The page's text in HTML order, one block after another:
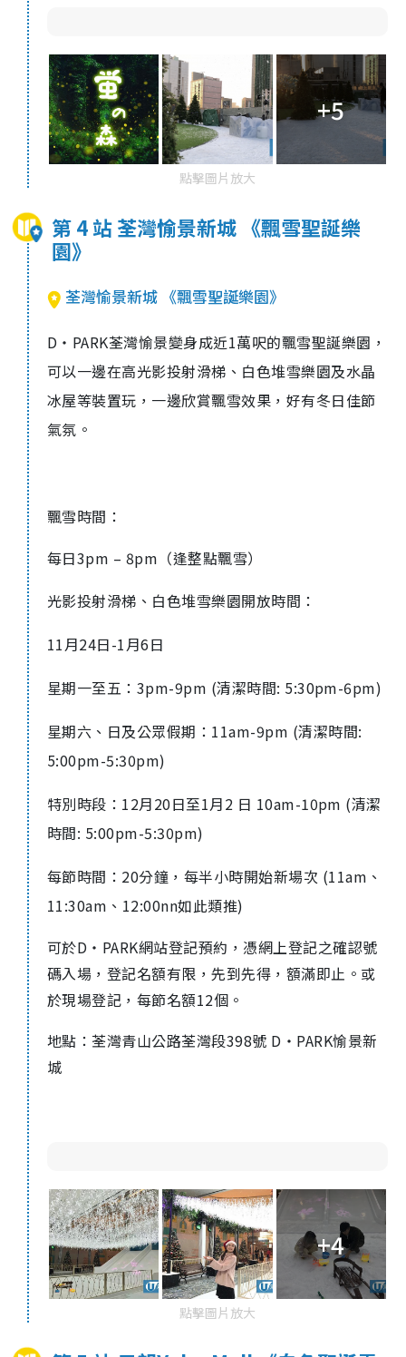
+5
點擊圖片放大
第 4 站 荃灣愉景新城 《飄雪聖誕樂
園》
荃灣愉景新城 《飄雪聖誕樂園》
D‧PARK荃灣愉景變身成近1萬呎的飄雪聖誕樂園，
可以一邊在高光影投射滑梯、白色堆雪樂園及水晶
冰屋等裝置玩，一邊欣賞飄雪效果，好有冬日佳節
氣氛。
飄雪時間：
每日3pm – 8pm（逢整點飄雪）
光影投射滑梯、白色堆雪樂園開放時間：
11月24日-1月6日
星期一至五：3pm-9pm (清潔時間: 5:30pm-6pm)
星期六、日及公眾假期：11am-9pm (清潔時間:
5:00pm-5:30pm)
特別時段：12月20日至1月2 日 10am-10pm (清潔
時間: 5:00pm-5:30pm)
每節時間：20分鐘，每半小時開始新場次 (11am、
11:30am、12:00nn如此類推)
可於D‧PARK網站登記預約，憑網上登記之確認號
碼入場，登記名額有限，先到先得，額滿即止。或
於現場登記，每節名額12個。
地點：荃灣青山公路荃灣段398號 D・PARK愉景新
城
+4
點擊圖片放大